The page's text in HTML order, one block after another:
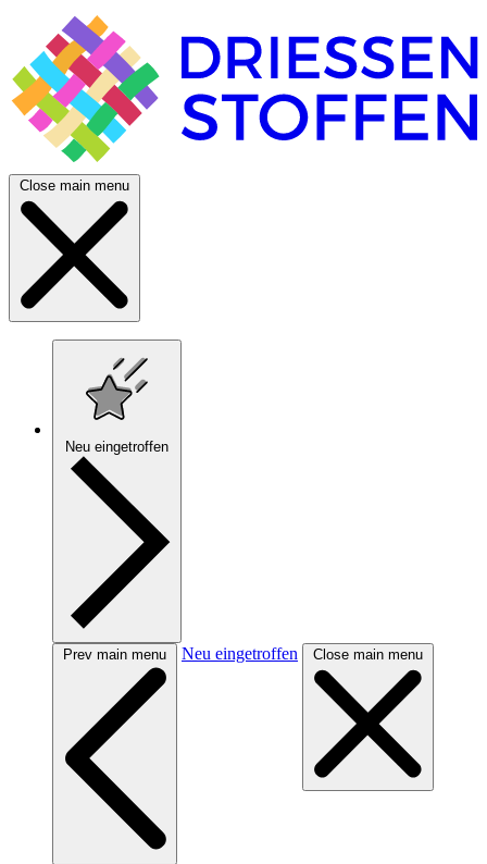
Close main menu
Neu eingetroffen
Prev main menu Neu eingetroffen Close main menu